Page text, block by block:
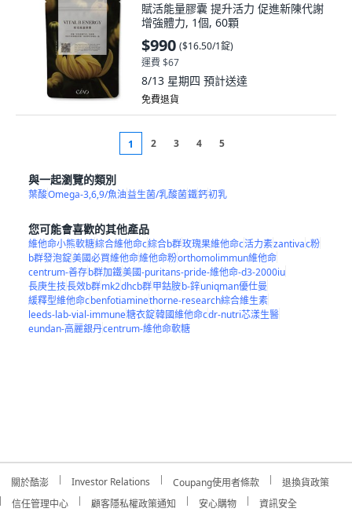
賦活能量膠囊 提升活力 促進新陳代謝
增強體力, 1個, 60顆
$990 ($16.50/1錠)
運費 $67
8/13 星期四 預計送達
免費退貨
1 2 3 4 5
與一起瀏覽的類別
葉酸Omega-3,6,9/魚油益生菌/乳酸菌鐵鈣初乳
您可能會喜歡的其他產品
維他命小熊軟糖綜合維他命c綜合b群玫瑰果維他命c活力素zantivac粉
b群發泡錠美國必買維他命維他命粉orthomolimmun維他命
centrum-善存b群加鐵美國-puritans-pride-維他命-d3-2000iu
長庚生技長效b群mk2dhcb群甲鈷胺b-鋅uniqman優仕曼
緩釋型維他命cbenfotiaminethorne-research綜合維生素
leeds-lab-vial-immune糖衣錠韓國維他命cdr-nutri芯漾生醫
eundan-高麗銀丹centrum-維他命軟糖
關於酷澎 Investor Relations Coupang使用者條款
退換貨政策
信任管理中心
顧客隱私權政策通知 安心購物 資訊安全